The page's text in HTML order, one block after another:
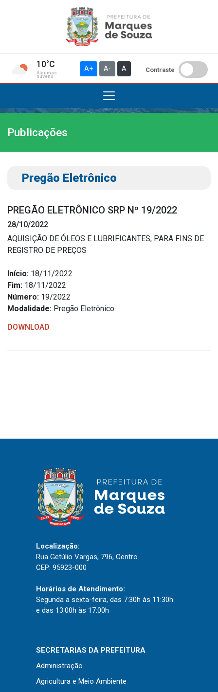
10°C
Algumas
nuvens
A+ A- A Contraste
Institucional
A Prefeitura
Gabinete do Vice-prefeito
Símbolos Oficiais
Estrutura Organizacional
Secretarias
Administração
Agricultura e Meio Ambiente
Assistência Social
Ouvidoria
Portal do Cidadão
Portal do Servidor
Publicações
Diário Oficial (Até 30/04)
Recursos Humanos
Concursos
Instruções Normativas
Licitações
Publicações
Pregão Eletrônico
PREGÃO ELETRÔNICO SRP Nº 19/2022
28/10/2022
AQUISIÇÃO DE ÓLEOS E LUBRIFICANTES, PARA FINS DE
REGISTRO DE PREÇOS
Início: 18/11/2022
Fim: 18/11/2022
Número: 19/2022
Modalidade: Pregão Eletrônico
DOWNLOAD
Localização:
Rua Getúlio Vargas, 796, Centro
CEP: 95923-000
Horários de Atendimento:
Segunda a sexta-feira, das 7:30h às 11:30h
e das 13:00h às 17:00h
SECRETARIAS DA PREFEITURA
Administração
Agricultura e Meio Ambiente